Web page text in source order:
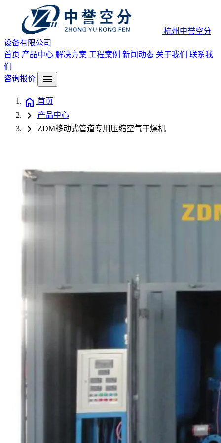
杭州中誉空分
设备有限公司
首页 产品中心 解决方案 工程案例 新闻动态 关于我们 联系我
们
咨询报价
menu
home 首页
chevron_right 产品中心
chevron_right ZDM移动式管道专用压缩空气干燥机